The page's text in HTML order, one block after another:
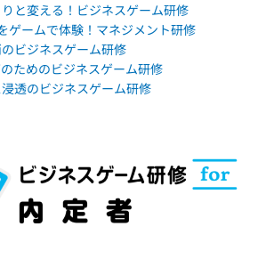
と変える！ビジネスゲーム研修
ゲームで体験！マネジメント研修​
ビジネスゲーム研修​
ためのビジネスゲーム研修
透のビジネスゲーム研修